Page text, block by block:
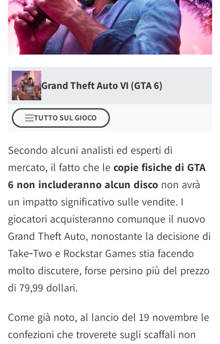
Grand Theft Auto VI (GTA 6)
TUTTO SUL GIOCO
Secondo alcuni analisti ed esperti di
mercato, il fatto che le copie fisiche di GTA
6 non includeranno alcun disco non avrà
un impatto significativo sulle vendite. I
giocatori acquisteranno comunque il nuovo
Grand Theft Auto, nonostante la decisione di
Take‑Two e Rockstar Games stia facendo
molto discutere, forse persino più del prezzo
di 79,99 dollari.
Come già noto, al lancio del 19 novembre le
confezioni che troverete sugli scaffali non